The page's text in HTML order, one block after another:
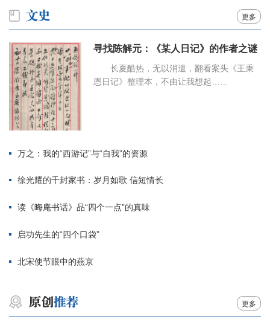
更多
寻找陈解元：《某人日记》的作者之谜
长夏酷热，无以消遣，翻看案头《王秉
恩日记》整理本，不由让我想起……
万之：我的“西游记”与“自我”的资源
徐光耀的千封家书：岁月如歌 信短情长
读《晦庵书话》品“四个一点”的真味
启功先生的“四个口袋”
北宋使节眼中的燕京
更多